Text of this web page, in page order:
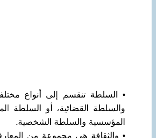
• السلطة تنقسم إلى أنواع
والسلطة القضائية، أو السلطة
المؤسسية والسلطة الشخصية.
• والثقافة هي مجموعة من المعارف